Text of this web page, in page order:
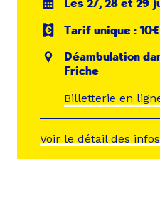
Les 27, 28 et 29
Tarif unique : 10€
Déambulation
Friche
Billetterie en
Voir le détail des